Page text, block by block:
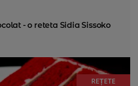
- o reteta Sidia Sissoko
REȚETE